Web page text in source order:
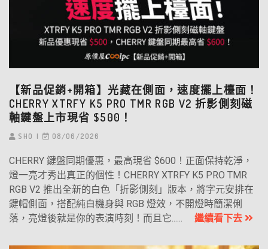
【新品促銷+開箱】光藏在側面，速度擺上檯面！
CHERRY XTRFY K5 PRO TMR RGB V2 折影側刻磁
軸鍵盤上市現省 $500！
SHO 08/06/2026
CHERRY 鍵盤同期優惠，最高現省 $600！正面保持乾淨，
燈一亮才秀出真正的個性！CHERRY XTRFY K5 PRO TMR
RGB V2 推出全新的白色「折影側刻」版本，將字元安排在
鍵帽側面，搭配純白機身與 RGB 燈效，不開燈時簡潔俐
落，亮燈後就是你的表演時刻！而且它...... 繼續看下去